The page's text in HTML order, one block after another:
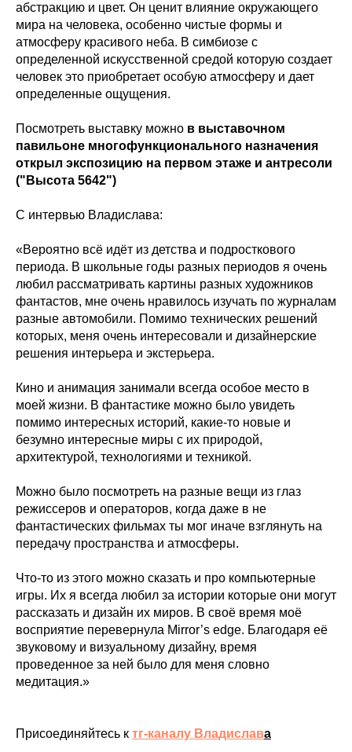
абстракцию и цвет. Он ценит влияние окружающего
мира на человека, особенно чистые формы и
атмосферу красивого неба. В симбиозе с
определенной искусственной средой которую создает
человек это приобретает особую атмосферу и дает
определенные ощущения.
Посмотреть выставку можно в выставочном
павильоне многофункционального назначения
открыл экспозицию на первом этаже и антресоли
("Высота 5642")
С интервью Владислава:
«Вероятно всё идёт из детства и подросткового
периода. В школьные годы разных периодов я очень
любил рассматривать картины разных художников
фантастов, мне очень нравилось изучать по журналам
разные автомобили. Помимо технических решений
которых, меня очень интересовали и дизайнерские
решения интерьера и экстерьера.
Кино и анимация занимали всегда особое место в
моей жизни. В фантастике можно было увидеть
помимо интересных историй, какие-то новые и
безумно интересные миры с их природой,
архитектурой, технологиями и техникой.
Можно было посмотреть на разные вещи из глаз
режиссеров и операторов, когда даже в не
фантастических фильмах ты мог иначе взглянуть на
передачу пространства и атмосферы.
Что-то из этого можно сказать и про компьютерные
игры. Их я всегда любил за истории которые они могут
рассказать и дизайн их миров. В своё время моё
восприятие перевернула Mirror’s edge. Благодаря её
звуковому и визуальному дизайну, время
проведенное за ней было для меня словно
медитация.»
Присоединяйтесь к тг-каналу Владислава